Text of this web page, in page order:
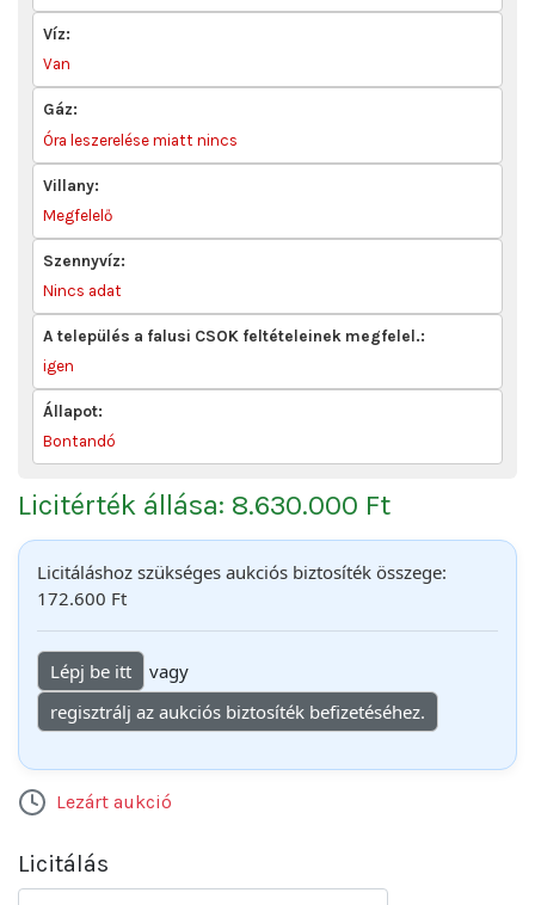
Víz:
Van
Gáz:
Óra leszerelése miatt nincs
Villany:
Megfelelő
Szennyvíz:
Nincs adat
A település a falusi CSOK feltételeinek megfelel.:
igen
Állapot:
Bontandó
Licitérték állása: 8.630.000 Ft
Licitáláshoz szükséges aukciós biztosíték összege:
172.600 Ft
Lépj be itt
vagy
regisztrálj az aukciós biztosíték befizetéséhez.
Lezárt aukció
Licitálás